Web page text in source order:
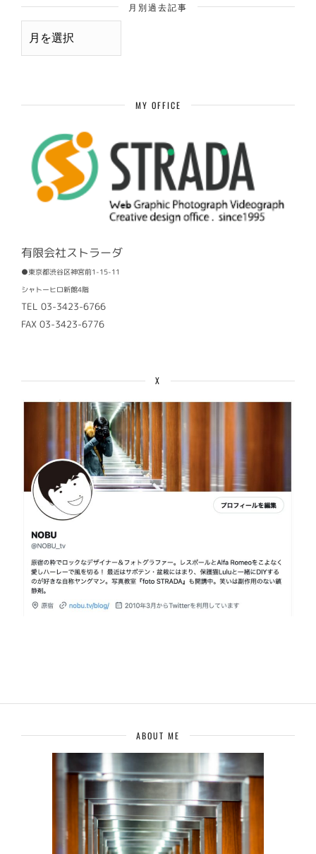
月別過去記事
月
MY OFFICE
有限会社ストラーダ
●東京都渋谷区神宮前1-15-11
シャトーヒロ新館4階
TEL 03-3423-6766
FAX 03-3423-6776
X
ABOUT ME